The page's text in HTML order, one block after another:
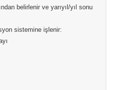
belirlenir ve yarıyıl/yıl sonu
sistemine işlenir: